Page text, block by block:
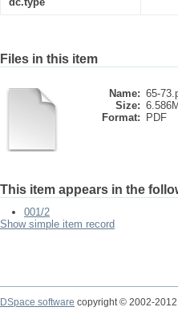
Files in this item
Name: 65-
Size:
Format:
PDF
This item appears in the
001/2
Show simple item record
DSpace software copyright © 2002-2012